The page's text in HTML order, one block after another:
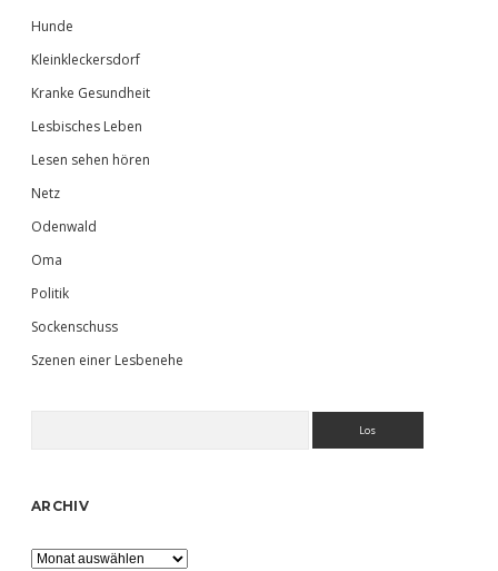
Hunde
Kleinkleckersdorf
Kranke Gesundheit
Lesbisches Leben
Lesen sehen hören
Netz
Odenwald
Oma
Politik
Sockenschuss
Szenen einer Lesbenehe
ARCHIV
Archiv